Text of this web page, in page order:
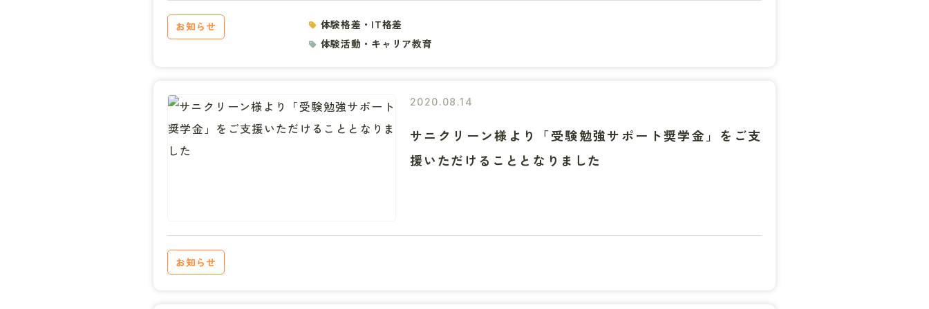
お知らせ
体験格差・IT格差
体験活動・キャリア教育
2020.08.14
サニクリーン様より「受験勉強サポート奨学金」をご支
援いただけることとなりました
お知らせ